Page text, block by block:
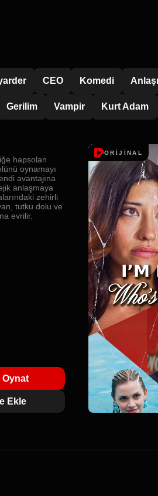
CEO Komedi
Gerilim Vampir Kurt Adam
hapsolan
oynamayı
avantajına
anlaşmaya
zehirli
tutku dolu ve
evrilir.
Oynat
Ekle
ORİJİNAL